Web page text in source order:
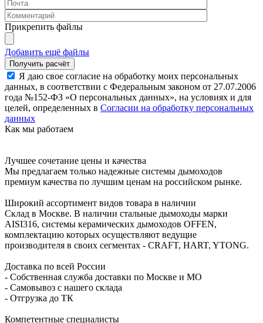
Прикрепить файлы
Добавить ещё файлы
Я даю свое согласие на обработку моих персональных
данных, в соответствии с Федеральным законом от 27.07.2006
года №152-ФЗ «О персональных данных», на условиях и для
целей, определенных в Согласии на обработку персональных
данных
Как мы работаем
Лучшее сочетание цены и качества
Мы предлагаем только надежные системы дымоходов
премиум качества по лучшим ценам на российском рынке.
Широкий ассортимент видов товара в наличии
Склад в Москве. В наличии стальные дымоходы марки
AISI316, системы керамических дымоходов OFFEN,
комплектацию которых осуществляют ведущие
производителя в своих сегментах - CRAFT, HART, YTONG.
Доставка по всей России
- Собственная служба доставки по Москве и МО
- Самовывоз с нашего склада
- Отгрузка до ТК
Компетентные специалисты